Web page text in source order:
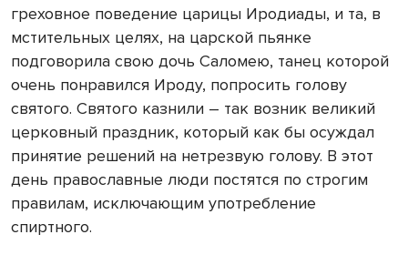
греховное поведение царицы Иродиады, и та, в
мстительных целях, на царской пьянке
подговорила свою дочь Саломею, танец которой
очень понравился Ироду, попросить голову
святого. Святого казнили – так возник великий
церковный праздник, который как бы осуждал
принятие решений на нетрезвую голову. В этот
день православные люди постятся по строгим
правилам, исключающим употребление
спиртного.